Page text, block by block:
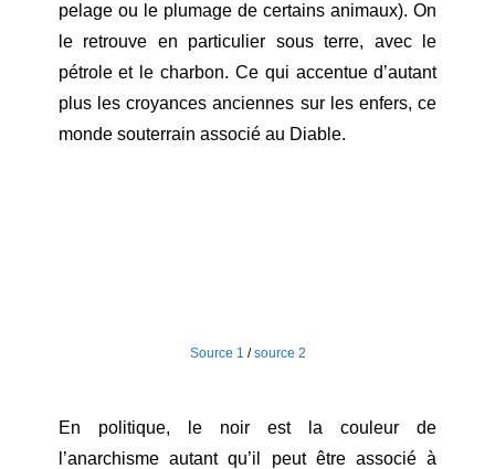
pelage ou le plumage de certains animaux). On
le retrouve en particulier sous terre, avec le
pétrole et le charbon. Ce qui accentue d’autant
plus les croyances anciennes sur les enfers, ce
monde souterrain associé au Diable.
Source 1 /source 2
En politique, le noir est la couleur de
l’anarchisme autant qu’il peut être associé à